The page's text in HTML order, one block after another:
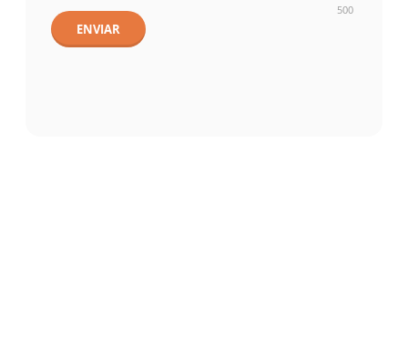
500
ENVIAR